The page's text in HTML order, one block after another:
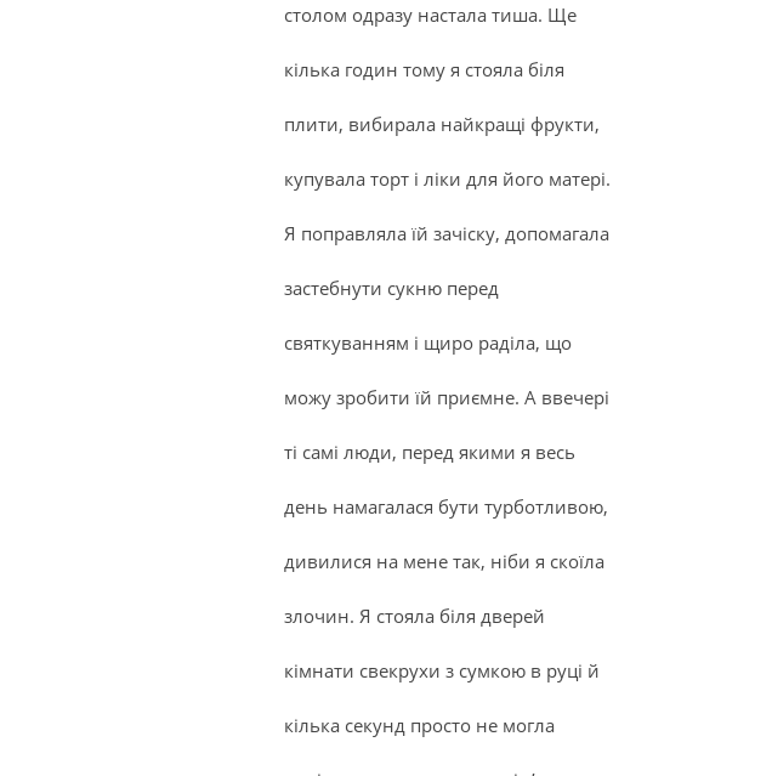
столом одразу настала тиша. Ще
кілька годин тому я стояла біля
плити, вибирала найкращі фрукти,
купувала торт і ліки для його матері.
Я поправляла їй зачіску, допомагала
застебнути сукню перед
святкуванням і щиро раділа, що
можу зробити їй приємне. А ввечері
ті самі люди, перед якими я весь
день намагалася бути турботливою,
дивилися на мене так, ніби я скоїла
злочин. Я стояла біля дверей
кімнати свекрухи з сумкою в руці й
кілька секунд просто не могла